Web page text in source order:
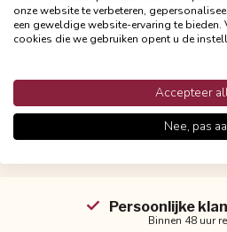
€ 24.95Incl. btw
Persoonlijke
Binnen 48 uur
onze website te verbeteren,
een geweldige website-ervaring te bieden.
cookies die we gebruiken opent u de
Accepteer
Nee, pas